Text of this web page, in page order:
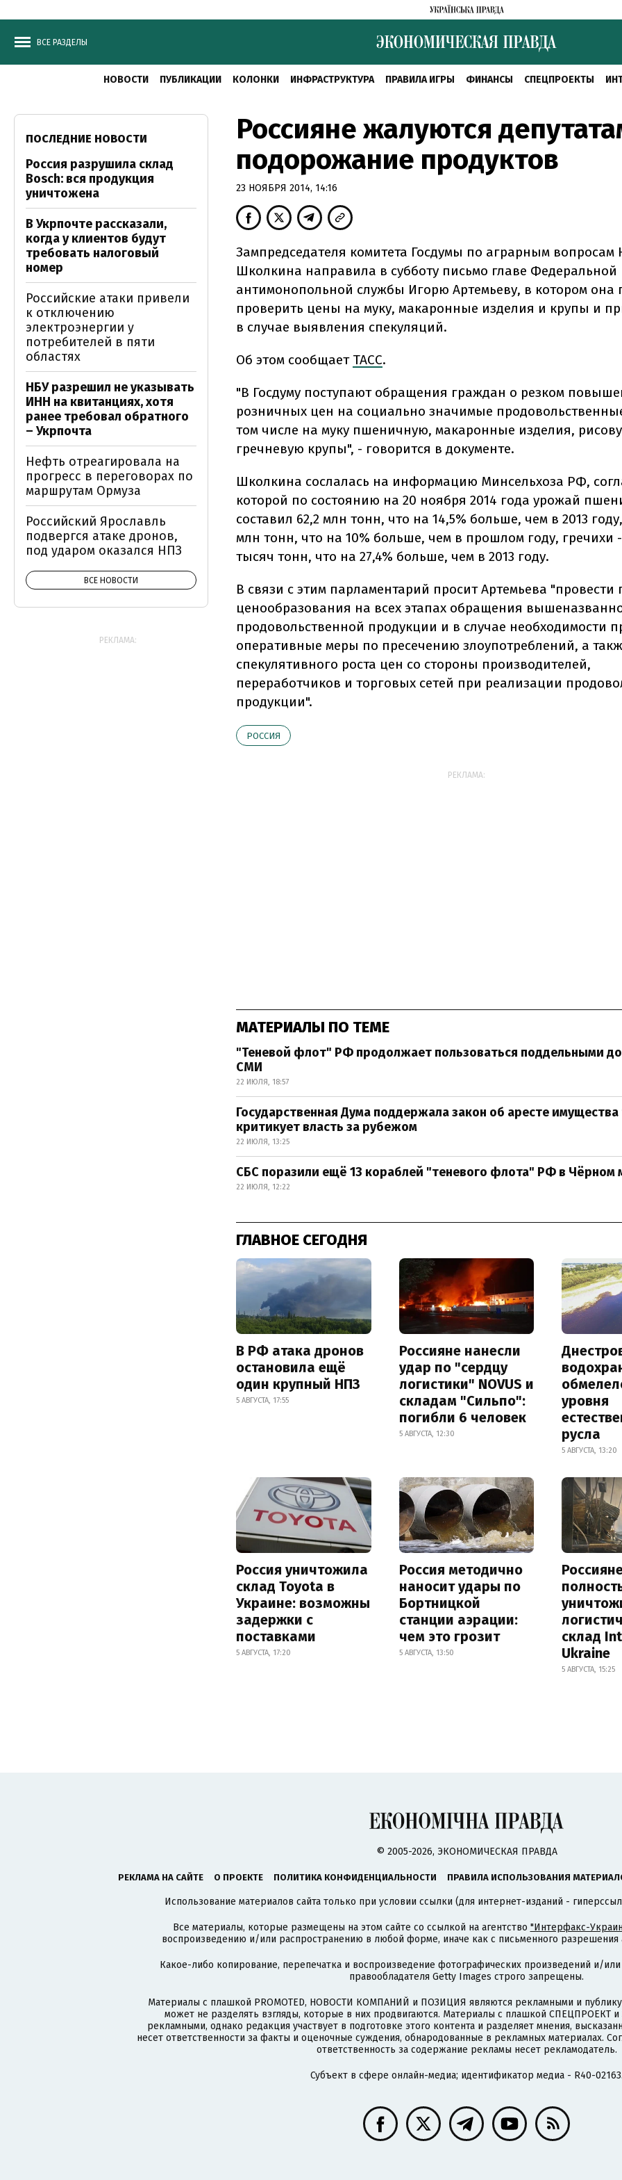
ВСЕ РАЗДЕЛЫ
НОВОСТИ ПУБЛИКАЦИИ КОЛОНКИ ИНФРАСТРУКТУРА ПРАВИЛА ИГРЫ ФИНАНСЫ СПЕЦПРОЕКТЫ
Россияне жалуются
подорожание продуктов
23 НОЯБРЯ 2014, 14:16
Зампредседателя комитета Госдумы по аграрным вопросам
Школкина направила в субботу письмо главе Федеральной
антимонопольной службы Игорю Артемьеву, в котором она
проверить цены на муку, макаронные изделия и крупы и
в случае выявления спекуляций.
Об этом сообщает ТАСС.
"В Госдуму поступают обращения граждан о резком
розничных цен на социально значимые
том числе на муку пшеничную, макаронные изделия,
гречневую крупы", - говорится в документе.
Школкина сослалась на информацию Минсельхоза РФ,
которой по состоянию на 20 ноября 2014 года урожай
составил 62,2 млн тонн, что на 14,5% больше, чем в 2013
млн тонн, что на 10% больше, чем в прошлом году, гречихи -
тысяч тонн, что на 27,4% больше, чем в 2013 году.
В связи с этим парламентарий просит Артемьева "провести
ценообразования на всех этапах обращения
продовольственной продукции и в случае необходимости
оперативные меры по пресечению злоупотреблений, а
спекулятивного роста цен со стороны производителей,
переработчиков и торговых сетей при реализации
продукции".
РОССИЯ
РЕКЛАМА:
МАТЕРИАЛЫ ПО ТЕМЕ
"Теневой флот" РФ продолжает пользоваться поддельными
СМИ
22 ИЮЛЯ, 18:57
Государственная Дума поддержала закон об аресте имущества
критикует власть за рубежом
22 ИЮЛЯ, 13:25
СБС поразили ещё 13 кораблей "теневого флота" РФ в Чёрном
22 ИЮЛЯ, 12:22
ГЛАВНОЕ СЕГОДНЯ
В РФ атака дронов
остановила ещё
один крупный НПЗ
5 АВГУСТА, 17:55
Россияне нанесли
удар по "сердцу
логистики" NOVUS и
складам "Сильпо":
погибли 6 человек
5 АВГУСТА, 12:30
уровня
русла
5 АВГУСТА, 13:20
Россия уничтожила
склад Toyota в
Украине: возможны
задержки с
поставками
5 АВГУСТА, 17:20
Россия методично
наносит удары по
Бортницкой
станции аэрации:
чем это грозит
5 АВГУСТА, 13:50
склад
Ukraine
5 АВГУСТА, 15:25
ПОСЛЕДНИЕ НОВОСТИ
Россия разрушила склад
Bosch: вся продукция
уничтожена
В Укрпочте рассказали,
когда у клиентов будут
требовать налоговый
номер
Российские атаки привели
к отключению
электроэнергии у
потребителей в пяти
областях
НБУ разрешил не указывать
ИНН на квитанциях, хотя
ранее требовал обратного
– Укрпочта
Нефть отреагировала на
прогресс в переговорах по
маршрутам Ормуза
Российский Ярославль
подвергся атаке дронов,
под ударом оказался НПЗ
ВСЕ НОВОСТИ
РЕКЛАМА:
© 2005-2026, ЭКОНОМИЧЕСКАЯ ПРАВДА
РЕКЛАМА НА САЙТЕ О ПРОЕКТЕ ПОЛИТИКА КОНФИДЕНЦИАЛЬНОСТИ ПРАВИЛА ИСПОЛЬЗОВАНИЯ
Использование материалов сайта только при условии ссылки (для интернет-изданий -
Все материалы, которые размещены на этом сайте со ссылкой на агентство "Интерфакс-
воспроизведению и/или распространению в любой форме, иначе как с письменного разрешения
Какое-либо копирование, перепечатка и воспроизведение фотографических произведений и/
правообладателя Getty Images строго запрещены.
Материалы с плашкой PROMOTED, НОВОСТИ КОМПАНИЙ и ПОЗИЦИЯ являются рекламными и
может не разделять взгляды, которые в них продвигаются. Материалы с плашкой СПЕЦПРОЕКТ
рекламными, однако редакция участвует в подготовке этого контента и разделяет мнения,
несет ответственности за факты и оценочные суждения, обнародованные в рекламных материалах.
ответственность за содержание рекламы несет рекламодатель.
Субъект в сфере онлайн-медиа; идентификатор медиа - R40-02163.